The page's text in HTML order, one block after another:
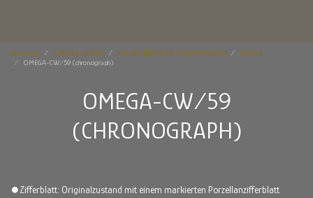
Startseite UNSERE UHREN DIE BELIEBTESTEN UHRENMARKEN
OMEGA
OMEGA-CW/59 (chronograph)
OMEGA-CW/59
(CHRONOGRAPH)
⏺Zifferblatt: Originalzustand mit einem markierten Porzellanzifferblatt